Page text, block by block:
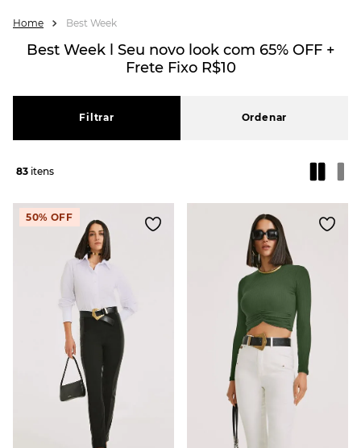
Best Week
Best Week l Seu novo look com 65% OFF +
Frete Fixo R$10
Filtrar
83
50% OFF